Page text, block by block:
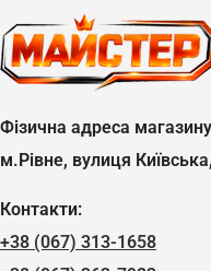
Фізична адреса
м.Рівне, вулиця
Контакти:
+38 (067) 313-1658